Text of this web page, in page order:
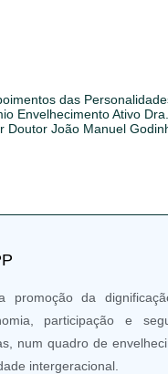
das
Envelhecimento Ativo
Doutor João Manuel
promoção da
participação e
num quadro de
intergeracional.